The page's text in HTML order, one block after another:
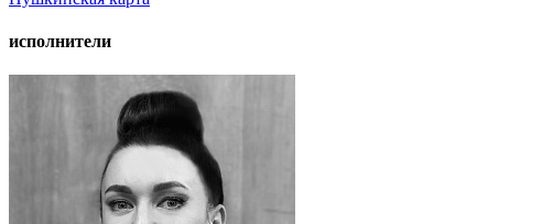
исполнители